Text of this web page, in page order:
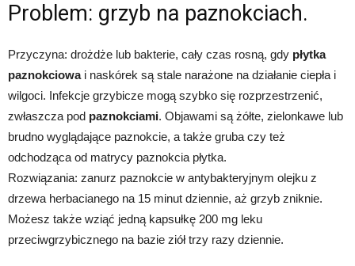
Problem: grzyb na paznokciach.
Przyczyna: drożdże lub bakterie, cały czas rosną, gdy płytka
paznokciowai naskórek są stale narażone na działanie ciepła i
wilgoci. Infekcje grzybicze mogą szybko się rozprzestrzenić,
zwłaszcza pod paznokciami. Objawami są żółte, zielonkawe lub
brudno wyglądające paznokcie, a także gruba czy też
odchodząca od matrycy paznokcia płytka.
Rozwiązania: zanurz paznokcie w antybakteryjnym olejku z
drzewa herbacianego na 15 minut dziennie, aż grzyb zniknie.
Możesz także wziąć jedną kapsułkę 200 mg leku
przeciwgrzybicznego na bazie ziół trzy razy dziennie.